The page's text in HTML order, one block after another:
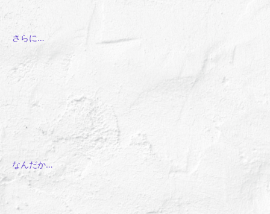
さらに…
なんだか…